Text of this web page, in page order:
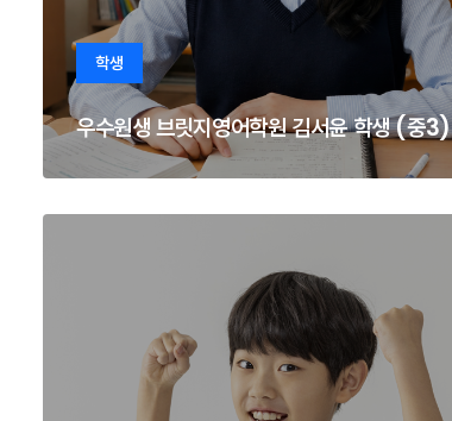
학생
우수원생 브릿지영어학원 김서윤 학생 (중3)